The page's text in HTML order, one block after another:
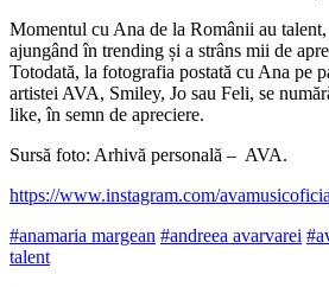
Momentul cu Ana de la Românii au
ajungând în trending și a strâns mii de
Totodată, la fotografia postată cu Ana pe
artistei AVA, Smiley, Jo sau Feli, se
like, în semn de apreciere.
Sursă foto: Arhivă personală – AVA.
https://www.instagram.com/
#anamaria margean #andreea avarvarei
talent